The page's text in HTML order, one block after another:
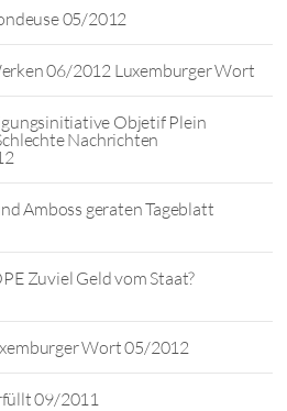
05/2012
06/2012 Luxemburger Wort
Objetif Plein
Nachrichten
Amboss geraten Tageblatt
Zuviel Geld vom Staat?
Wort 05/2012
09/2011